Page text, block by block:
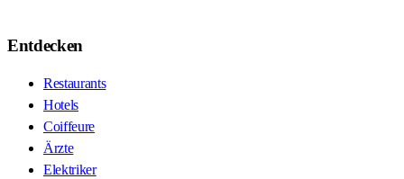
Entdecken
Restaurants
Hotels
Coiffeure
Ärzte
Elektriker